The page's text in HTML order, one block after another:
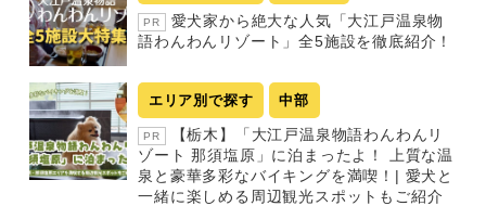
PR
愛犬家から絶大な人気「大江戸温泉物
語わんわんリゾート」全5施設を徹底紹介！
エリア別で探す 中部
PR
【栃木】「大江戸温泉物語わんわんリ
ゾート 那須塩原」に泊まったよ！ 上質な温
泉と豪華多彩なバイキングを満喫！| 愛犬と
一緒に楽しめる周辺観光スポットもご紹介